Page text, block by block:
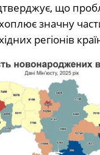
що
значну
регіонів